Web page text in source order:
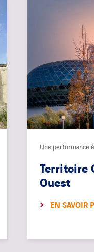
Une performance
Territoire
Ouest
EN SAVOIR